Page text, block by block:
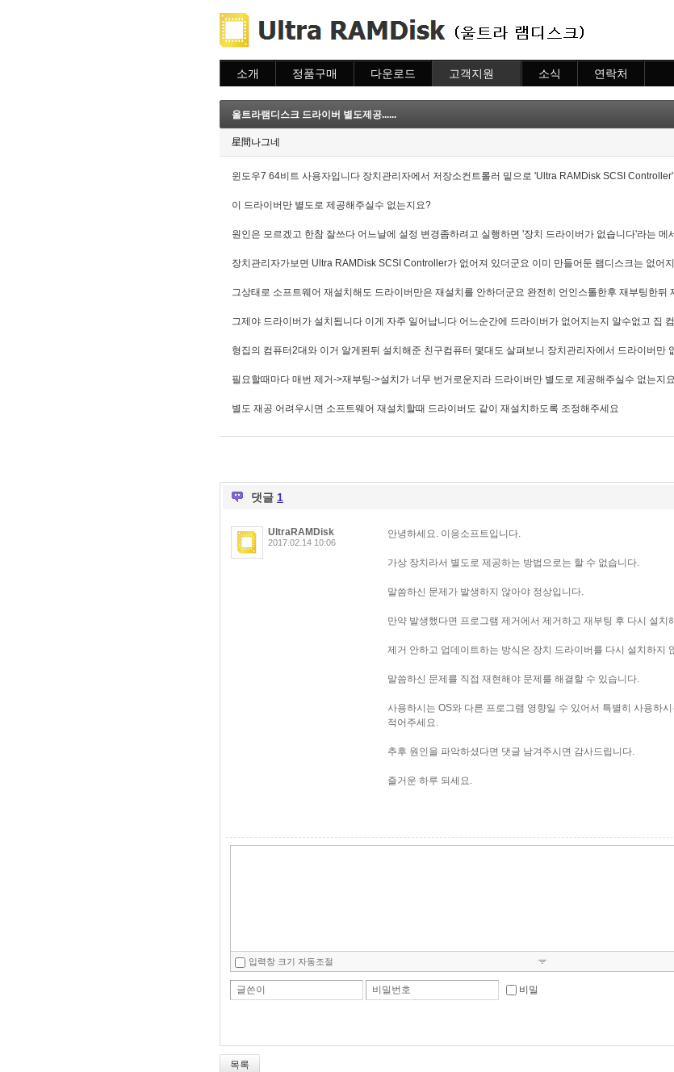
소개 정품구매
주문조회
이용안내
다운로드 고객지원
질문하기
소식 연락처
울트라램디스크 드라이버 별도제공......
星間나그네
윈도우7 64비트 사용자입니다 장치관리자에서 저장소컨트롤러 밑으로 'Ultra RAMDisk SCSI
이 드라이버만 별도로 제공해주실수 없는지요?
원인은 모르겠고 한참 잘쓰다 어느날에 설정 변경좀하려고 실행하면 '장치 드라이버가 없습니다'라는 메
장치관리자가보면 Ultra RAMDisk SCSI Controller가 없어져 있더군요 이미 만들어둔 램디스크는 없어
그상태로 소프트웨어 재설치해도 드라이버만은 재설치를 안하더군요 완전히 언인스톨한후 재부팅한뒤
그제야 드라이버가 설치됩니다 이게 자주 일어납니다 어느순간에 드라이버가 없어지는지 알수없고 집
형집의 컴퓨터2대와 이거 알게된뒤 설치해준 친구컴퓨터 몇대도 살펴보니 장치관리자에서 드라이버만
필요할때마다 매번 제거->재부팅->설치가 너무 번거로운지라 드라이버만 별도로 제공해주실수 없는지
별도 재공 어려우시면 소프트웨어 재설치할때 드라이버도 같이 재설치하도록 조정해주세요
댓글 1
UltraRAMDisk
2017.02.14 10:06
안녕하세요. 이응소프트입니다.
가상 장치라서 별도로 제공하는 방법으로는 할 수 없습니다.
말씀하신 문제가 발생하지 않아야 정상입니다.
만약 발생했다면 프로그램 제거에서 제거하고 재부팅 후 다시 설치
제거 안하고 업데이트하는 방식은 장치 드라이버를 다시 설치하지
말씀하신 문제를 직접 재현해야 문제를 해결할 수 있습니다.
사용하시는 OS와 다른 프로그램 영향일 수 있어서 특별히 사용하
적어주세요.
추후 원인을 파악하셨다면 댓글 남겨주시면 감사드립니다.
즐거운 하루 되세요.
입력창 크기 자동조절
글쓴이 비밀번호 비밀
목록